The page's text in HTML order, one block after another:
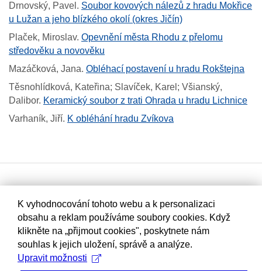
Drnovský, Pavel . Soubor kovových nálezů z hradu Mokřice
u Lužan a jeho blízkého okolí (okres Jičín)
Plaček, Miroslav. Opevnění města Rhodu z přelomu
středověku a novověku
Mazáčková, Jana. Obléhací postavení u hradu Rokštejna
Těsnohlídková, Kateřina; Slavíček, Karel; Všianský,
Dalibor. Keramický soubor z trati Ohrada u hradu Lichnice
Varhaník, Jiří. K obléhání hradu Zvíkova
K vyhodnocování tohoto webu a k personalizaci
obsahu a reklam používáme soubory cookies. Když
klikněte na „přijmout cookies", poskytnete nám
souhlas k jejich uložení, správě a analýze.
Upravit možnosti